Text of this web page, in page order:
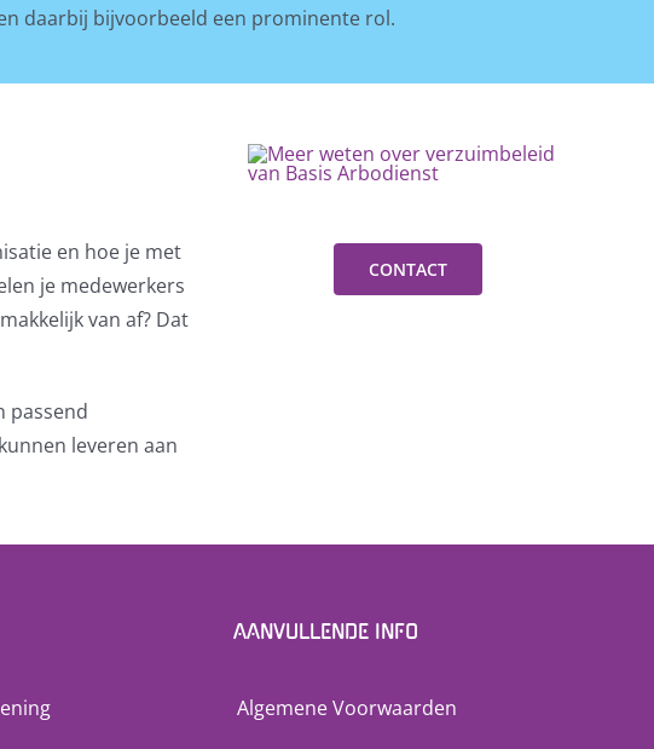
daarbij bijvoorbeeld een prominente rol.
en hoe je met
je medewerkers
van af? Dat
passend
leveren aan
CONTACT
AANVULLENDE INFO
Algemene Voorwaarden